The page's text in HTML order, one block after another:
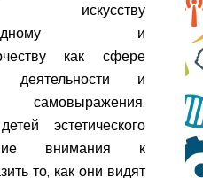
искусству
и
как сфере
деятельности и
эстетического
внимания к
то, как они видят